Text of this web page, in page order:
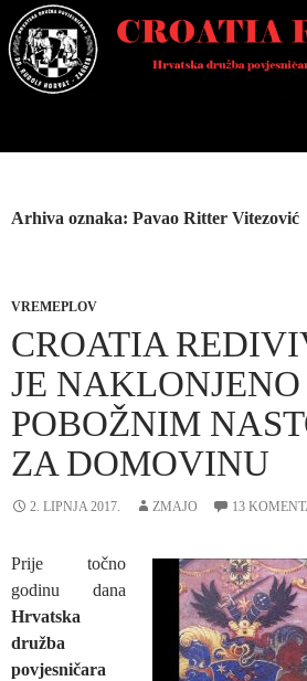
Skoči
do
sadržaja
Arhiva oznaka: Pavao Ritter Vitezović
VREMEPLOV
CROATIA
JE NAKLONJENO
POBOŽNIM
ZA DOMOVINU
2. LIPNJA 2017. ZMAJO 13
Prije točno
godinu dana
Hrvatska
družba
povjesničara